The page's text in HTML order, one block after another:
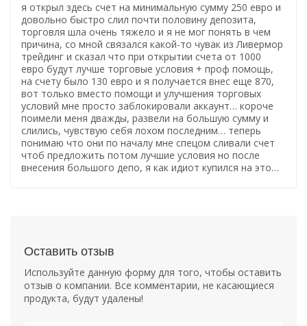
я открыл здесь счет на минимальную сумму 250 евро и
довольно быстро слил почти половину депозита,
торговля шла очень тяжело и я не мог понять в чем
причина, со мной связался какой-то чувак из Ливермор
трейдинг и сказал что при открытии счета от 1000
евро будут лучше торговые условия + проф помощь,
на счету было 130 евро и я получается внес еще 870,
вот только вместо помощи и улучшения торговых
условий мне просто заблокировали аккаунт… короче
поимели меня дважды, развели на большую сумму и
слились, чувствую себя лохом последним… теперь
понимаю что они по началу мне спецом сливали счет
чтоб предложить потом лучшие условия но после
внесения большого депо, я как идиот купился на это…
Оставить отзыв
Используйте данную форму для того, чтобы оставить
отзыв о компании. Все комментарии, не касающиеся
продукта, будут удалены!